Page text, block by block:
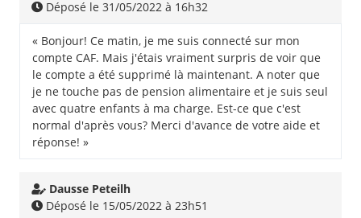
Déposé le 31/05/2022 à 16h32
« Bonjour! Ce matin, je me suis connecté sur mon
compte CAF. Mais j'étais vraiment surpris de voir que
le compte a été supprimé là maintenant. A noter que
je ne touche pas de pension alimentaire et je suis seul
avec quatre enfants à ma charge. Est-ce que c'est
normal d'après vous? Merci d'avance de votre aide et
réponse! »
Dausse Peteilh
Déposé le 15/05/2022 à 23h51